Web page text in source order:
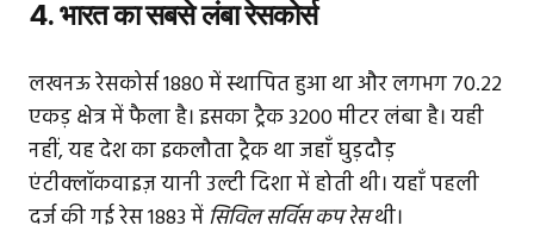
4. भारत का सबसे लंबा रेसकोर्स
लखनऊ रेसकोर्स 1880 में स्थापित हुआ था और लगभग 70.22
एकड़ क्षेत्र में फैला है। इसका ट्रैक 3200 मीटर लंबा है। यही
नहीं, यह देश का इकलौता ट्रैक था जहाँ घुड़दौड़
एंटीक्लॉकवाइज़ यानी उल्टी दिशा में होती थी। यहाँ पहली
दर्ज की गई रेस 1883 मेंसिविल सर्विस कप रेसथी।